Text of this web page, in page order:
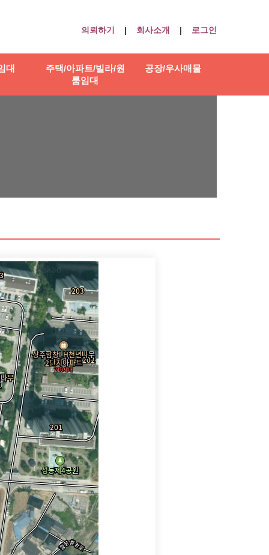
의뢰하기 | 회사소개 | 로그인
대
주택/아파트/빌라/원
룸임대
공장/우사매물